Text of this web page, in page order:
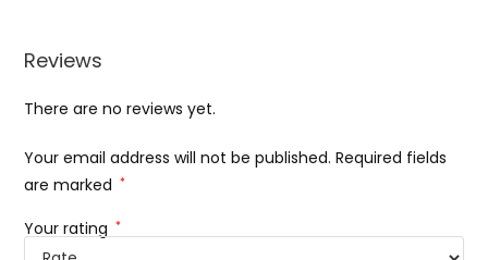
Reviews
There are no reviews yet.
Your email address will not be published. Required fields
are marked *
Your rating *